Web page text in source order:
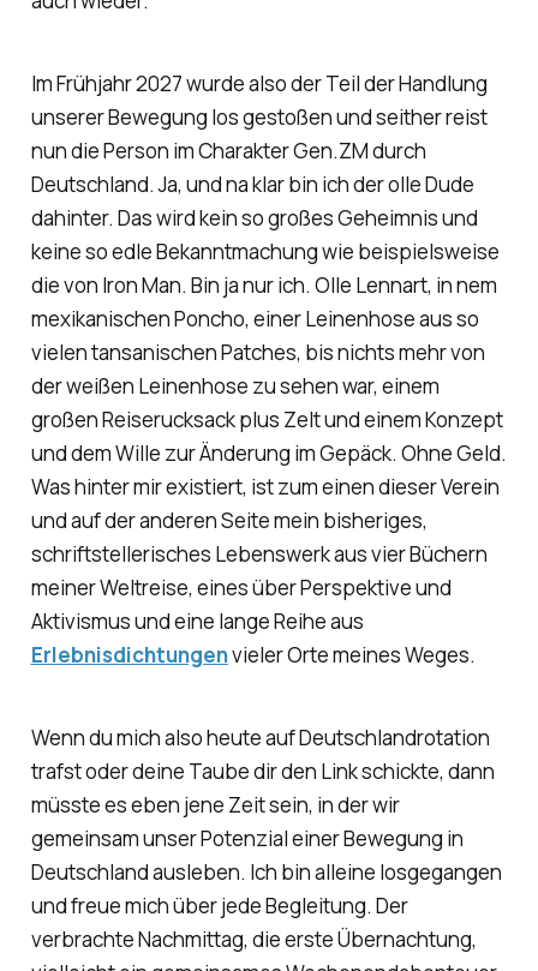
Im Frühjahr 2027 wurde also der Teil der Handlung
unserer Bewegung los gestoßen und seither reist
nun die Person im Charakter Gen.ZM durch
Deutschland. Ja, und na klar bin ich der olle Dude
dahinter. Das wird kein so großes Geheimnis und
keine so edle Bekanntmachung wie beispielsweise
die von Iron Man. Bin ja nur ich. Olle Lennart, in nem
mexikanischen Poncho, einer Leinenhose aus so
vielen tansanischen Patches, bis nichts mehr von
der weißen Leinenhose zu sehen war, einem
großen Reiserucksack plus Zelt und einem Konzept
und dem Wille zur Änderung im Gepäck. Ohne Geld.
Was hinter mir existiert, ist zum einen dieser Verein
und auf der anderen Seite mein bisheriges,
schriftstellerisches Lebenswerk aus vier Büchern
meiner Weltreise, eines über Perspektive und
Aktivismus und eine lange Reihe aus
Erlebnisdichtungenvieler Orte meines Weges.
Wenn du mich also heute auf Deutschlandrotation
trafst oder deine Taube dir den Link schickte, dann
müsste es eben jene Zeit sein, in der wir
gemeinsam unser Potenzial einer Bewegung in
Deutschland ausleben. Ich bin alleine losgegangen
und freue mich über jede Begleitung. Der
verbrachte Nachmittag, die erste Übernachtung,